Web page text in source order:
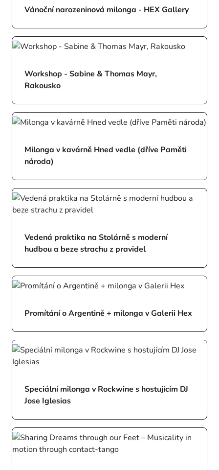
Vánoční narozeninová milonga - HEX Gallery
Workshop - Sabine & Thomas Mayr,
Rakousko
Milonga v kavárně Hned vedle (dříve Paměti
národa)
Vedená praktika na Stolárně s moderní
hudbou a beze strachu z pravidel
Promítání o Argentině + milonga v Galerii Hex
Speciální milonga v Rockwine s hostujícím DJ
Jose Iglesias